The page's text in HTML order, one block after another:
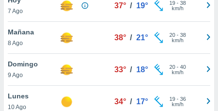
en
más
nuestra
de
7 Ago
37° / 19° 19- 38
km/h
Mañana
8 Ago
38° / 21° 20- 38
km/h
Domingo
9 Ago
33° / 18° 20- 40
km/h
Lunes
10 Ago
34° / 17° 19- 36
km/h